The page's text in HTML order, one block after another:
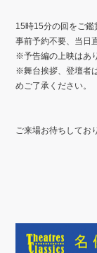
15時15分の回をご鑑
事前予約不要、当日
※予告編の上映はあ
※舞台挨拶、登壇者
めご了承ください。
ご来場お待ちしてお